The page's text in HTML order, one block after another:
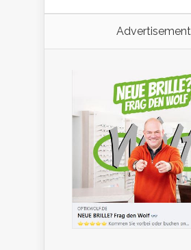
Advertisement